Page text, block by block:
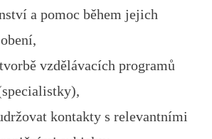
a pomoc během jejich
vzdělávacích programů
kontakty s relevantními